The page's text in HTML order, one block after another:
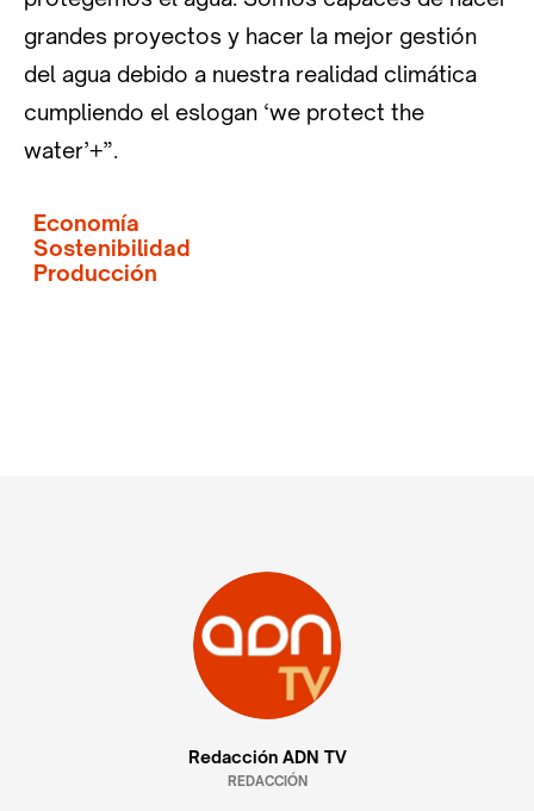
grandes proyectos y hacer la mejor gestión
del agua debido a nuestra realidad climática
cumpliendo el eslogan ‘we protect the
water’+”.
Economía
Sostenibilidad
Producción
Redacción ADN TV
REDACCIÓN